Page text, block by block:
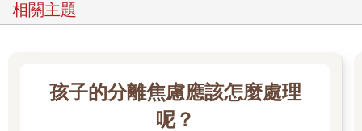
相關主題
孩子的分離焦慮應該怎麼處理
呢？